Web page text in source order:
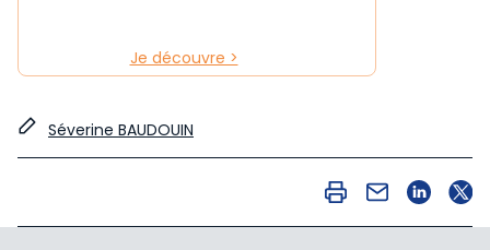
Je découvre >
Séverine BAUDOUIN